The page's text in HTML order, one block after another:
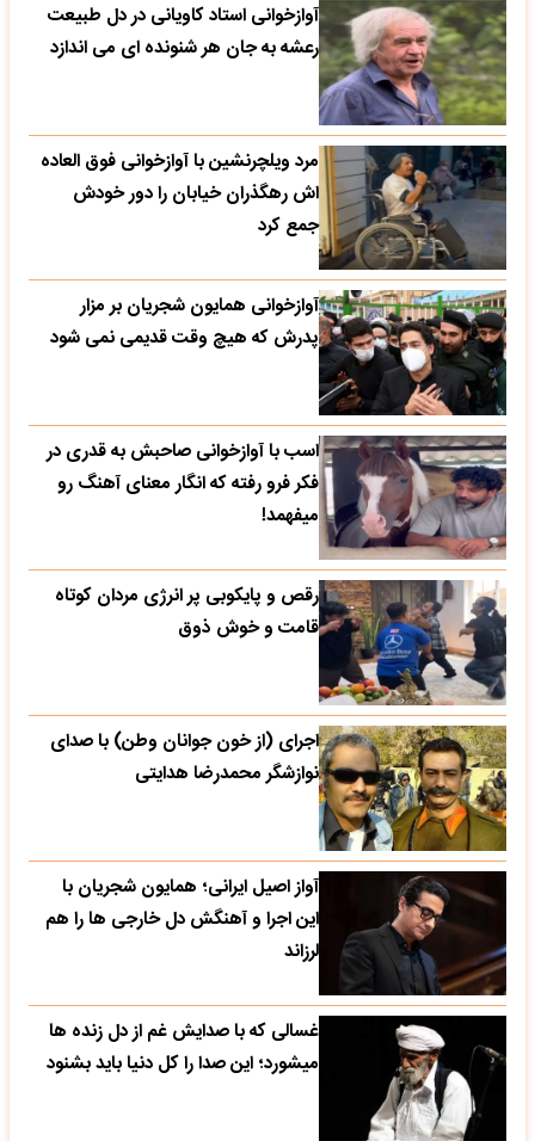
آوازخوانی استاد کاویانی در دل طبیعت
رعشه به جان هر شنونده ای می اندازد
مرد ویلچرنشین با آوازخوانی فوق العاده
اش رهگذران خیابان را دور خودش
جمع کرد
آوازخوانی همایون شجریان بر مزار
پدرش که هیچ وقت قدیمی نمی شود
اسب با آوازخوانی صاحبش به قدری در
فکر فرو رفته که انگار معنای آهنگ رو
میفهمد!
رقص و پایکوبی پر انرژی مردان کوتاه
قامت و خوش ذوق
اجرای (از خون جوانان وطن) با صدای
نوازشگر محمدرضا هدایتی
آواز اصیل ایرانی؛ همایون شجریان با
این اجرا و آهنگش دل خارجی ها را هم
لرزاند
غسالی که با صدایش غم از دل زنده ها
میشورد؛ این صدا را کل دنیا باید بشنود